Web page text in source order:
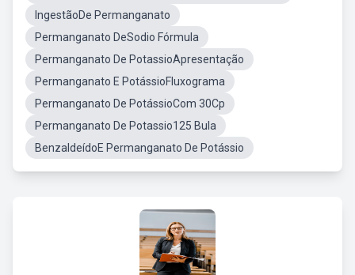
IngestãoDe Permanganato
Permanganato DeSodio Fórmula
Permanganato De PotassioApresentação
Permanganato E PotássioFluxograma
Permanganato De PotássioCom 30Cp
Permanganato De Potassio125 Bula
BenzaldeídoE Permanganato De Potássio